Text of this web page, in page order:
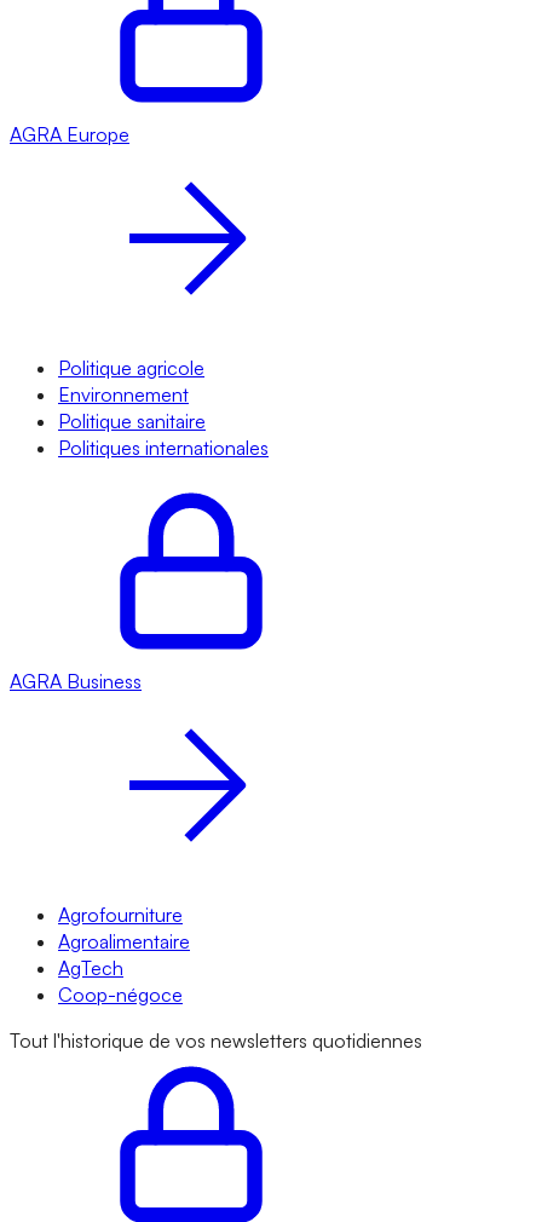
AGRA Europe
Politique agricole
Environnement
Politique sanitaire
Politiques internationales
AGRA Business
Agrofourniture
Agroalimentaire
AgTech
Coop-négoce
Tout l'historique de vos newsletters quotidiennes